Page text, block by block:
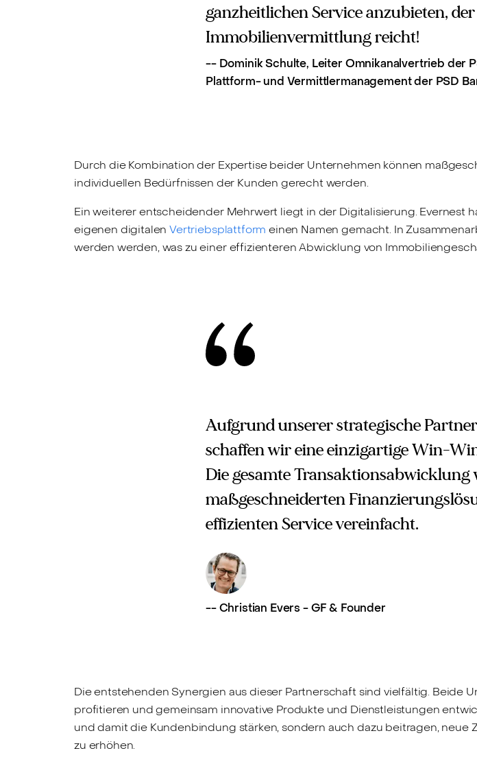
ganzheitlichen Service anzubieten,
Immobilienvermittlung reicht!
-- Dominik Schulte, Leiter Omnikanalvertrieb der
Plattform- und Vermittlermanagement der PSD
Durch die Kombination der Expertise beider Unternehmen können
individuellen Bedürfnissen der Kunden gerecht werden.
Ein weiterer entscheidender Mehrwert liegt in der Digitalisierung. Evernest
eigenen digitalenVertriebsplattform einen Namen gemacht. In
werden werden, was zu einer effizienteren Abwicklung von
Aufgrund unserer strategische
schaffen wir eine einzigartige Win-
Die gesamte
maßgeschneiderten
effizienten Service vereinfacht.
--Christian Evers - GF & Founder
Die entstehenden Synergien aus dieser Partnerschaft sind vielfältig. Beide
profitieren und gemeinsam innovative Produkte und Dienstleistungen
und damit die Kundenbindung stärken, sondern auch dazu beitragen,
zu erhöhen.